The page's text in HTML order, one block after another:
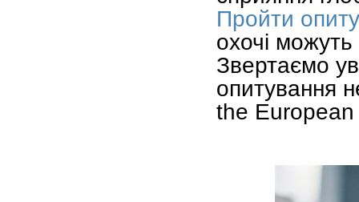
Пройти
охочі
Звертаємо
опитування
the